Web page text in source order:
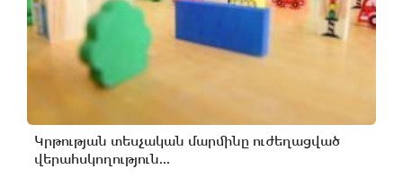
Կրթության տեսչական մարմինը ուժեղացված
վերահսկողություն...